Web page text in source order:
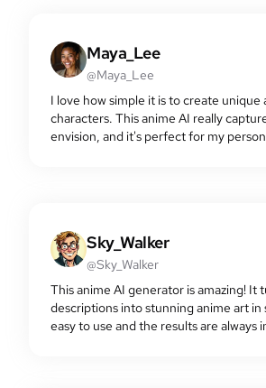
Maya_Lee
@Maya_Lee
I love how simple it is to create unique
characters. This anime AI really
envision, and it's perfect for my
Sky_Walker
@Sky_Walker
This anime AI generator is amazing! It
descriptions into stunning anime art in
easy to use and the results are always